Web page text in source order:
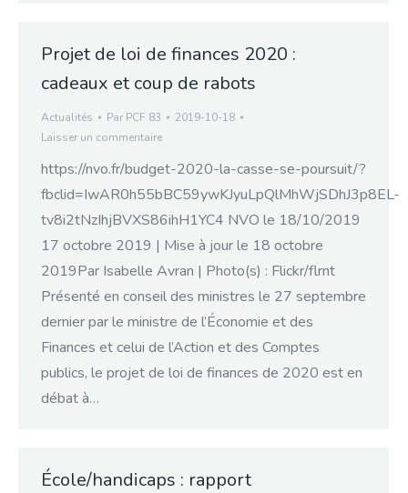
Projet de loi de finances 2020 :
cadeaux et coup de rabots
Actualités Par PCF 83
2019-10-18
Laisser un commentaire
https://nvo.fr/budget-2020-la-casse-se-poursuit/?
fbclid=IwAR0h55bBC59ywKJyuLpQlMhWjSDhJ3p8EL-
tv8i2tNzIhjBVXS86ihH1YC4 NVO le 18/10/2019
17 octobre 2019 | Mise à jour le 18 octobre
2019Par Isabelle Avran | Photo(s) : Flickr/flrnt
Présenté en conseil des ministres le 27 septembre
dernier par le ministre de l’Économie et des
Finances et celui de l’Action et des Comptes
publics, le projet de loi de finances de 2020 est en
débat à…
École/handicaps : rapport